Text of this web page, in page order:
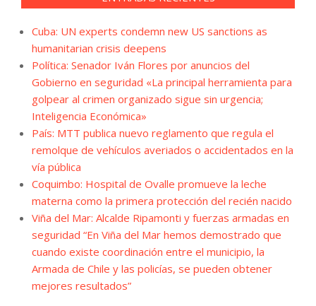
Cuba: UN experts condemn new US sanctions as
humanitarian crisis deepens
Política: Senador Iván Flores por anuncios del
Gobierno en seguridad «La principal herramienta para
golpear al crimen organizado sigue sin urgencia;
Inteligencia Económica»
País: MTT publica nuevo reglamento que regula el
remolque de vehículos averiados o accidentados en la
vía pública
Coquimbo: Hospital de Ovalle promueve la leche
materna como la primera protección del recién nacido
Viña del Mar: Alcalde Ripamonti y fuerzas armadas en
seguridad “En Viña del Mar hemos demostrado que
cuando existe coordinación entre el municipio, la
Armada de Chile y las policías, se pueden obtener
mejores resultados”